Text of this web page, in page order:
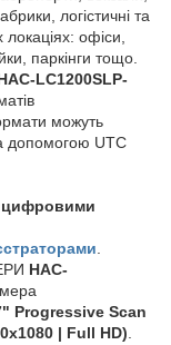
логістичні та
локаціях: офіси,
паркінги тощо.
LC1200SLP-
можуть
допомогою UTC
цифровими
.
HAC-
Progressive Scan
| Full HD).